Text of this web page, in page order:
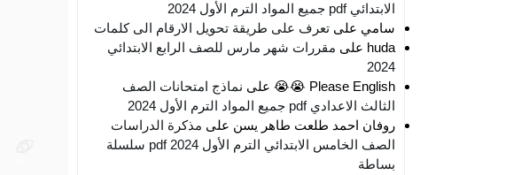
الابتدائي pdf جميع المواد الترم الأول 2024
سامي على تعرف على طريقة تحويل الارقام الى كلمات
huda على مقررات شهر مارس للصف الرابع الابتدائي
2024
Please English 😭😭
على نماذج امتحانات الصف
الثالث الاعدادي pdf جميع المواد الترم الأول 2024
روفان احمد طلعت طاهر يسن على مذكرة الدراسات
الصف الخامس الابتدائي الترم الأول 2024 pdf سلسلة
بساطة